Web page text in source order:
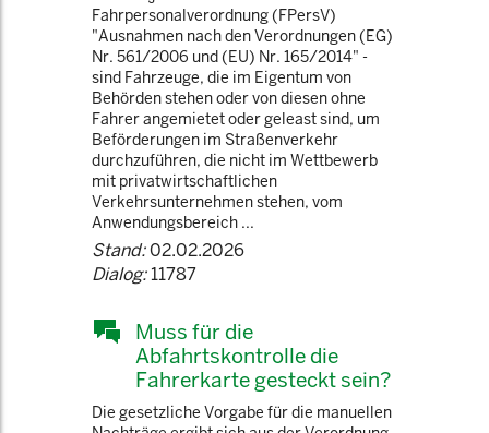
Fahrpersonalverordnung (FPersV)
"Ausnahmen nach den Verordnungen (EG)
Nr. 561/2006 und (EU) Nr. 165/2014" -
sind Fahrzeuge, die im Eigentum von
Behörden stehen oder von diesen ohne
Fahrer angemietet oder geleast sind, um
Beförderungen im Straßenverkehr
durchzuführen, die nicht im Wettbewerb
mit privatwirtschaftlichen
Verkehrsunternehmen stehen, vom
Anwendungsbereich ...
Stand:02.02.2026
Dialog:11787
Muss für die
Abfahrtskontrolle die
Fahrerkarte gesteckt sein?
Die gesetzliche Vorgabe für die manuellen